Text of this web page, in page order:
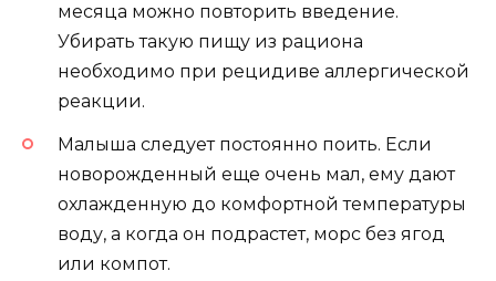
месяца можно повторить введение.
Убирать такую ​​пищу из рациона
необходимо при рецидиве аллергической
реакции.
Малыша следует постоянно поить. Если
новорожденный еще очень мал, ему дают
охлажденную до комфортной температуры
воду, а когда он подрастет, морс без ягод
или компот.